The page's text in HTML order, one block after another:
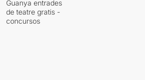
Guanya entrades
de teatre gratis -
concursos